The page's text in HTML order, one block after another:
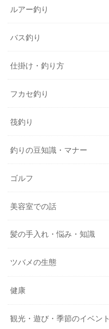
ルアー釣り
バス釣り
仕掛け・釣り方
フカセ釣り
筏釣り
釣りの豆知識・マナー
ゴルフ
美容室での話
髪の手入れ・悩み・知識
ツバメの生態
健康
観光・遊び・季節のイベント